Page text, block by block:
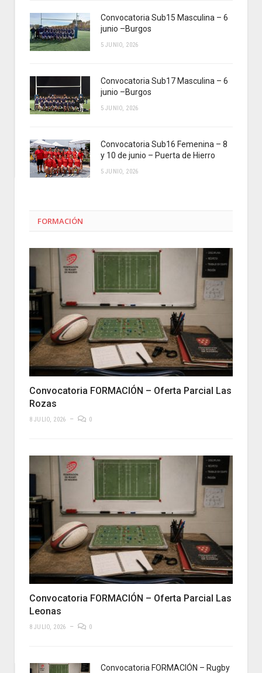
Convocatoria Sub15 Masculina – 6
junio –Burgos
5 JUNIO, 2026
Convocatoria Sub17 Masculina – 6
junio –Burgos
5 JUNIO, 2026
Convocatoria Sub16 Femenina – 8
y 10 de junio – Puerta de Hierro
5 JUNIO, 2026
FORMACIÓN
Convocatoria FORMACIÓN – Oferta Parcial Las
Rozas
8 JULIO, 2026 0
Convocatoria FORMACIÓN – Oferta Parcial Las
Leonas
8 JULIO, 2026 0
Convocatoria FORMACIÓN – Rugby